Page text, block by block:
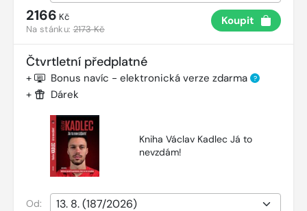
2166 Kč
Na stánku:2173 Kč
Koupit
Čtvrtletní předplatné
+ Bonus navíc - elektronická verze zdarma ?
+ Dárek
Kniha Václav Kadlec Já to
nevzdám!
Od: